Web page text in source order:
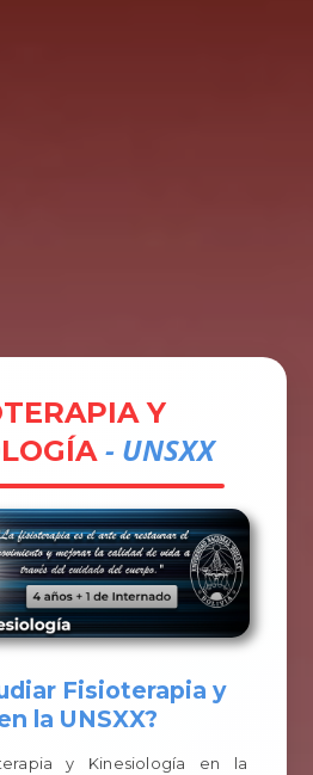
Y
- UNSXX
Fisioterapia y
la UNSXX?
y Kinesiología en la